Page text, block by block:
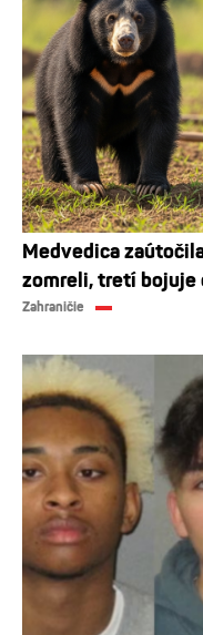
Medvedica
zomreli, tretí bojuje
Zahraničie